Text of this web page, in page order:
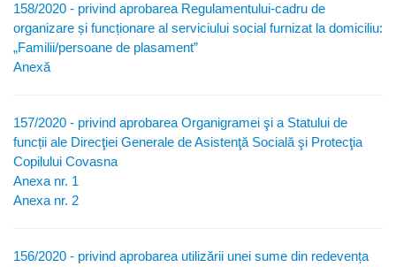
158/2020 - privind aprobarea Regulamentului-cadru de
organizare și funcționare al serviciului social furnizat la domiciliu:
„Familii/persoane de plasament”
Anexă
157/2020 - privind aprobarea Organigramei şi a Statului de
funcții ale Direcţiei Generale de Asistenţă Socială şi Protecţia
Copilului Covasna
Anexa nr. 1
Anexa nr. 2
156/2020 - privind aprobarea utilizării unei sume din redevența